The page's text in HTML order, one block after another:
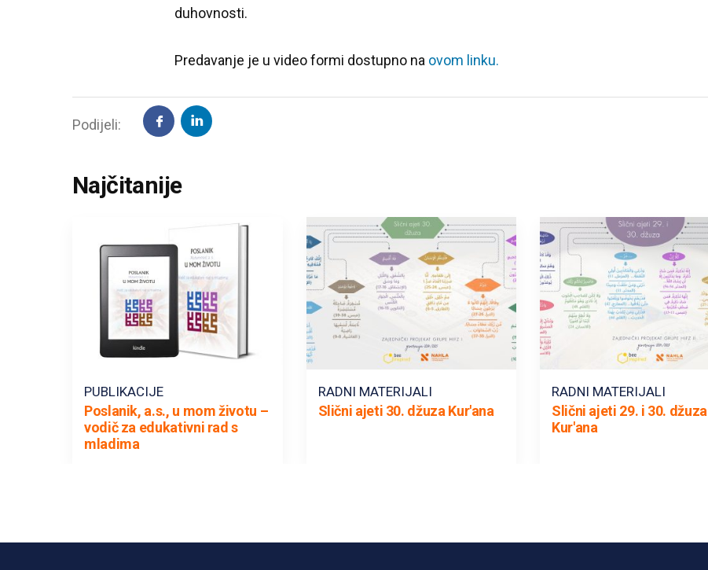
duhovnosti.
Predavanje je u video formi dostupno na ovom linku.
Podijeli:
Najčitanije
PUBLIKACIJE
Poslanik, a.s., u mom životu –
vodič za edukativni rad s
mladima
RADNI MATERIJALI
Slični ajeti 30. džuza Kur'ana
RADNI MATERIJALI
Slični ajeti 29. i 30. džuza
Kur'ana